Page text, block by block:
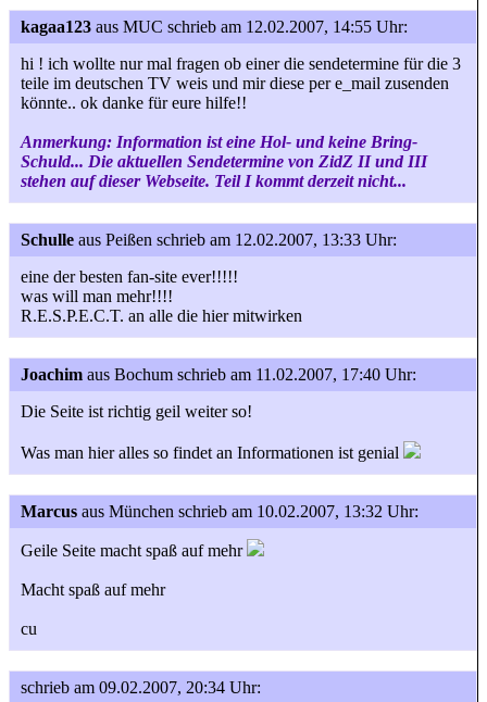
kagaa123 aus MUC schrieb am 12.02.2007, 14:55 Uhr:
hi ! ich wollte nur mal fragen ob einer die sendetermine für die 3
teile im deutschen TV weis und mir diese per e_mail zusenden
könnte.. ok danke für eure hilfe!!
Anmerkung: Information ist eine Hol- und keine Bring-
Schuld... Die aktuellen Sendetermine von ZidZ II und III
stehen auf dieser Webseite. Teil I kommt derzeit nicht...
Schulle aus Peißen schrieb am 12.02.2007, 13:33 Uhr:
eine der besten fan-site ever!!!!!
was will man mehr!!!!
R.E.S.P.E.C.T. an alle die hier mitwirken
Joachim aus Bochum schrieb am 11.02.2007, 17:40 Uhr:
Die Seite ist richtig geil weiter so!
Was man hier alles so findet an Informationen ist genial
Marcus aus München schrieb am 10.02.2007, 13:32 Uhr:
Geile Seite macht spaß auf mehr
Macht spaß auf mehr
cu
schrieb am 09.02.2007, 20:34 Uhr: